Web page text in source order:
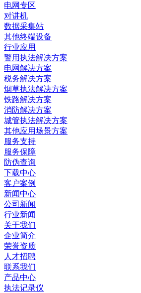
电网专区
对讲机
数据采集站
其他终端设备
行业应用
警用执法解决方案
电网解决方案
税务解决方案
烟草执法解决方案
铁路解决方案
消防解决方案
城管执法解决方案
其他应用场景方案
服务支持
服务保障
防伪查询
下载中心
客户案例
新闻中心
公司新闻
行业新闻
关于我们
企业简介
荣誉资质
人才招聘
联系我们
产品中心
执法记录仪